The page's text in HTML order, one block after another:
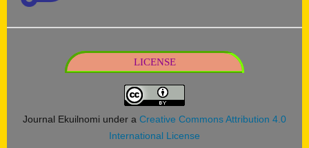
LICENSE
Journal Ekuilnomi under a Creative Commons Attribution 4.0
International License